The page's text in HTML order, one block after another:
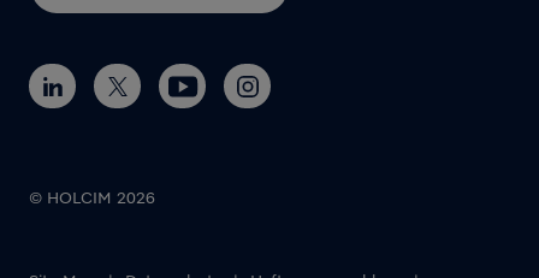
© HOLCIM 2026